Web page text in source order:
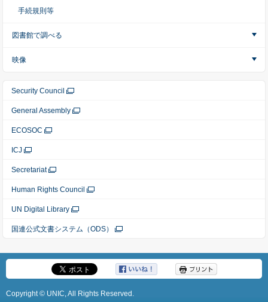
手続規則等
図書館で調べる
映像
Security Council
General Assembly
ECOSOC
ICJ
Secretariat
Human Rights Council
UN Digital Library
国連公式文書システム（ODS）
Copyright © UNIC, All Rights Reserved.